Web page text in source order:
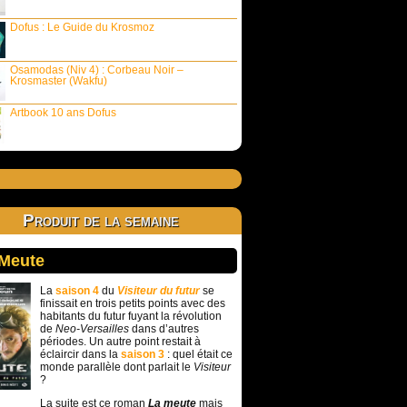
Dofus : Le Guide du Krosmoz
Osamodas (Niv 4) : Corbeau Noir –
Krosmaster (Wakfu)
Artbook 10 ans Dofus
Produit de la semaine
La saison 4 du Visiteur du futurse
finissait en trois petits points avec des
habitants du futur fuyant la révolution
de Neo-Versailles dans d’autres
périodes. Un autre point restait à
éclaircir dans la saison 3 : quel était ce
monde parallèle dont parlait le Visiteur
?
La suite est ce roman La meute mais